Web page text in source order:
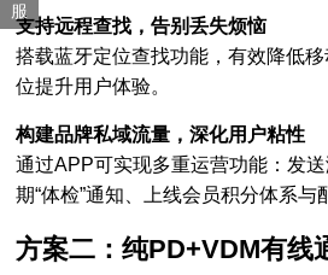
支持远程查找，告别丢失烦恼
搭载蓝牙定位查找功能，有效降低
位提升用户体验。
构建品牌私域流量，深化用户粘性
通过APP可实现多重运营功能：发
期“体检”通知、上线会员积分体系与
方案二：纯PD+VDM有线
服